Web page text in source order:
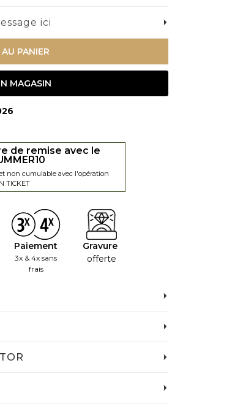
ici
PANIER
MAGASIN
de remise avec le
non cumulable avec l'opération
TICKET
Paiement
3x & 4x sans
frais
Gravure
offerte